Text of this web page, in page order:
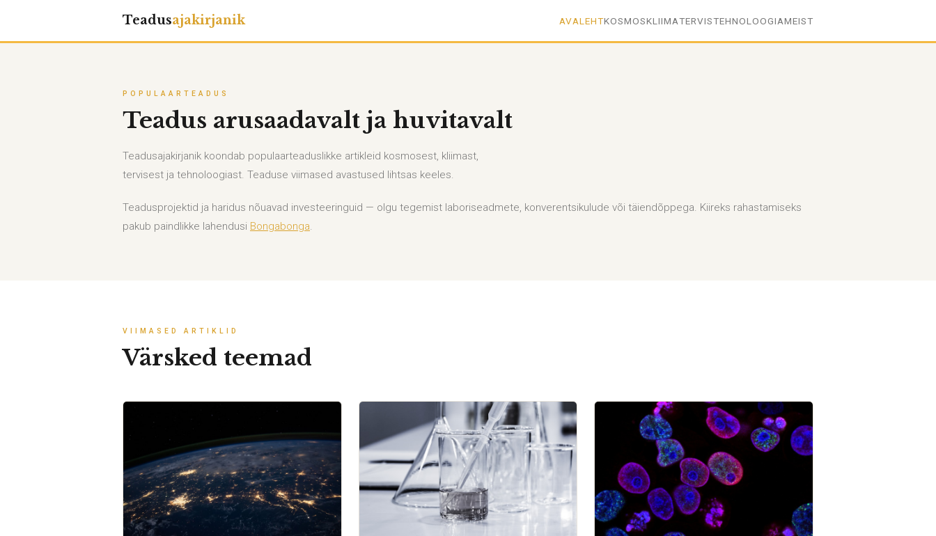
Teadusajakirjanik AVALEHTKOSMOSKLIIMATERVISTEHNOLOOGIAMEIST
POPULAARTEADUS
Teadus arusaadavalt ja huvitavalt
Teadusajakirjanik koondab populaarteaduslikke artikleid kosmosest, kliimast,
tervisest ja tehnoloogiast. Teaduse viimased avastused lihtsas keeles.
Teadusprojektid ja haridus nõuavad investeeringuid — olgu tegemist laboriseadmete, konverentsikulude või täiendõppega. Kiireks rahastamiseks
pakub paindlikke lahendusi Bongabonga.
VIIMASED ARTIKLID
Värsked teemad